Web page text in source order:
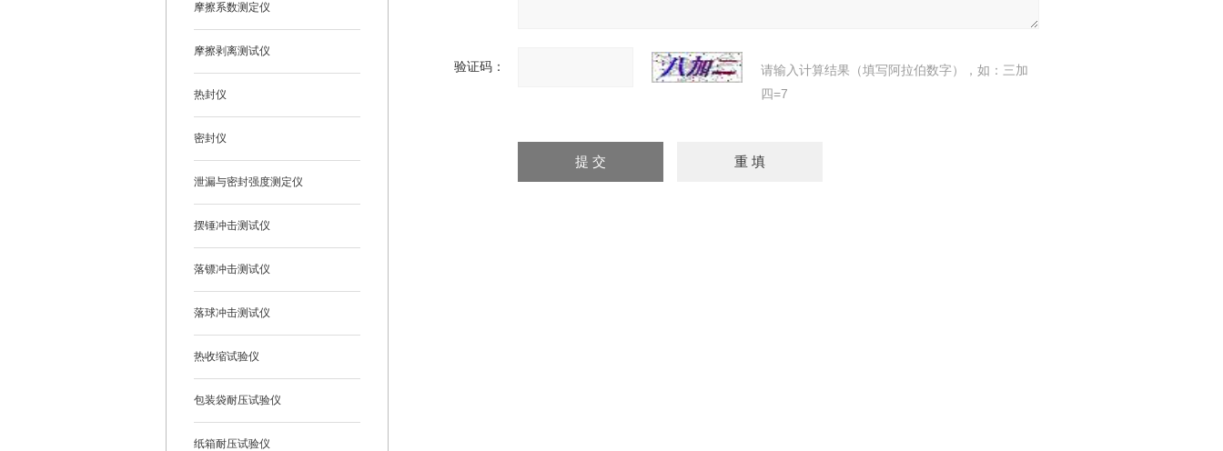
摩擦系数测定仪
摩擦剥离测试仪
热封仪
密封仪
泄漏与密封强度测定仪
摆锤冲击测试仪
落镖冲击测试仪
落球冲击测试仪
热收缩试验仪
包装袋耐压试验仪
纸箱耐压试验仪
验证码：
请输入计算结果（填写阿拉伯数字），如：三加
四=7